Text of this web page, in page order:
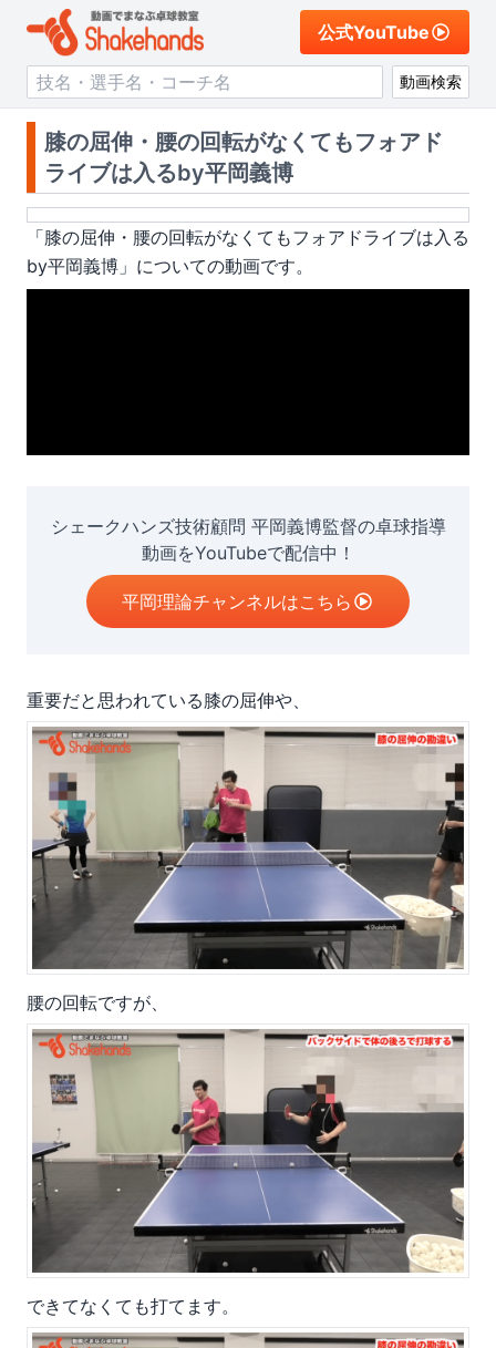
公式YouTube
動画検索
膝の屈伸・腰の回転がなくてもフォアド
ライブは入るby平岡義博
「膝の屈伸・腰の回転がなくてもフォアドライブは入る
by平岡義博 」についての動画です。
シェークハンズ技術顧問 平岡義博監督の卓球指導
動画をYouTubeで配信中！
平岡理論チャンネルはこちら
重要だと思われている膝の屈伸や、
腰の回転ですが、
できてなくても打てます。